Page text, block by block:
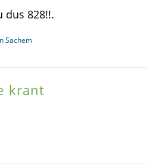
dus 828!!.
Sachem
krant